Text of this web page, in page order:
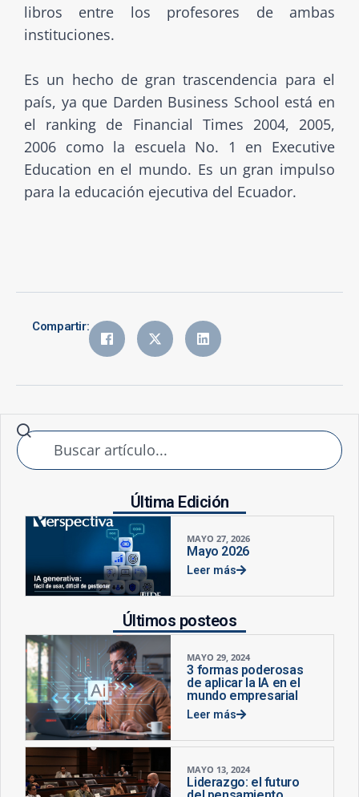
libros entre los profesores de ambas
instituciones.
Es un hecho de gran trascendencia para el
país, ya que Darden Business School está en
el ranking de Financial Times 2004, 2005,
2006 como la escuela No. 1 en Executive
Education en el mundo. Es un gran impulso
para la educación ejecutiva del Ecuador.
Compartir:
Última Edición
MAYO 27, 2026
Mayo 2026
Leer más
Últimos posteos
MAYO 29, 2024
3 formas poderosas
de aplicar la IA en el
mundo empresarial
Leer más
MAYO 13, 2024
Liderazgo: el futuro